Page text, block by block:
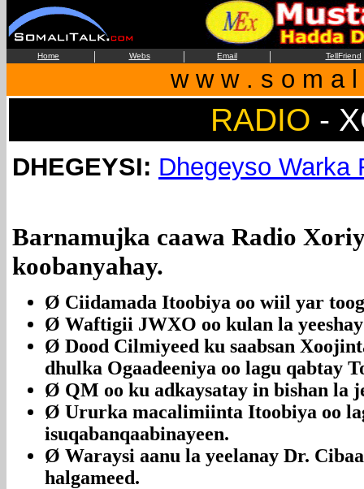
Home | Webs | Email | TellFriend
w w w . s o m a
RADIO -
DHEGEYSI: Dhegeyso Warka
Barnamujka caawa Radio
koobanyahay.
Ø Ciidamada Itoobiya oo wiil yar
Ø Waftigii JWXO oo kulan la
Ø Dood Cilmiyeed ku saabsan
dhulka Ogaadeeniya oo lagu qabtay
Ø QM oo ku adkaysatay in bishan la
Ø Ururka macalimiinta Itoobiya oo
isuqabanqaabinayeen.
Ø Waraysi aanu la yeelanay Dr.
halgameed.